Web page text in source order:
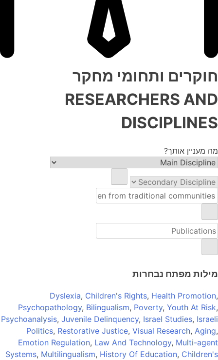
חוקרים ותחומי מחקר
RESEARCHERS AND
DISCIPLINES
מה מעניין אותך?
מילות מפתח נבחרות
Dyslexia, Children's Rights, Health Promotion,
Psychopathology, Bilingualism, Poverty, Youth At Risk,
Psychoanalysis, Juvenile Delinquency, Israel Studies, Israeli
Politics, Restorative Justice, Visual Research, Aging,
Emotion Regulation, Law And Technology, Multi-agent
Systems, Multilingualism, History Of Education, Children's